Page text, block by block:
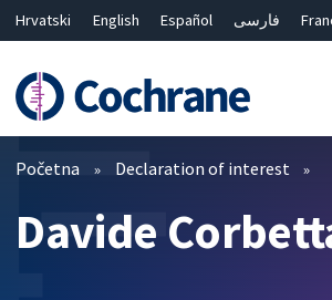
Hrvatski English Español فارسی
繁體中文
简体中文
Prečistači
Početna Declaration of interest
Davide